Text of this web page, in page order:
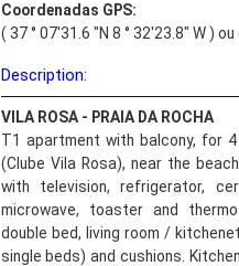
Coordenadas GPS:
( 37 ° 07'31.6 "N 8 ° 32'23.8" W )
Description:
VILA ROSA - PRAIA DA ROCHA
T1 apartment with balcony, for
(Clube Vila Rosa), near the
with television, refrigerator,
microwave, toaster and
double bed, living room /
single beds) and cushions.